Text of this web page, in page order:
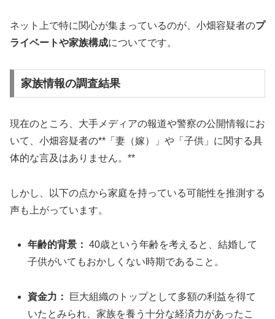
ネット上で特に関心が集まっているのが、小畑容疑者のプ
ライベートや家族構成についてです。
家族情報の調査結果
現在のところ、大手メディアの報道や警察の公開情報にお
いて、小畑容疑者の**「妻（嫁）」や「子供」に関する具
体的な言及はありません。**
しかし、以下の点から家庭を持っている可能性を推測する
声も上がっています。
年齢的背景： 40歳という年齢を考えると、結婚して
子供がいてもおかしくない時期であること。
資金力：
巨大組織のトップとして多額の利益を得て
いたとみられ、家族を養う十分な経済力があったこ